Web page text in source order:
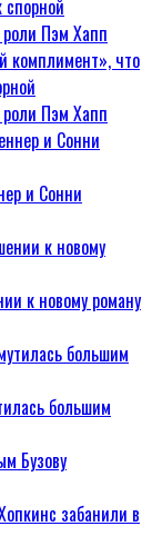
комплимент», что
Пэм Хапп
и Сонни
к новому роману
большим
Бузову
забанили в